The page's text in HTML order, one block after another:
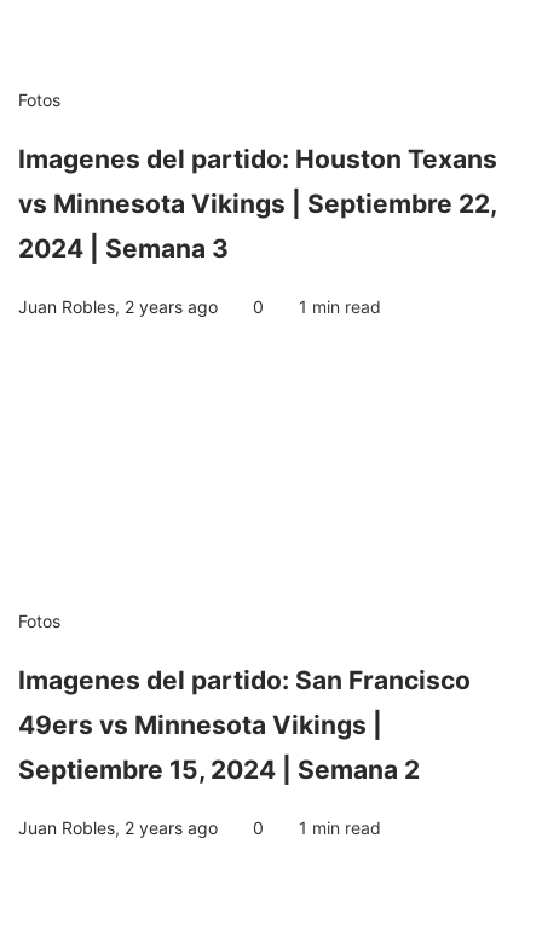
Fotos
Imagenes del partido: Houston Texans
vs Minnesota Vikings | Septiembre 22,
2024 | Semana 3
Juan Robles, 2 years ago 0 1 min read
Fotos
Imagenes del partido: San Francisco
49ers vs Minnesota Vikings |
Septiembre 15, 2024 | Semana 2
Juan Robles, 2 years ago 0 1 min read